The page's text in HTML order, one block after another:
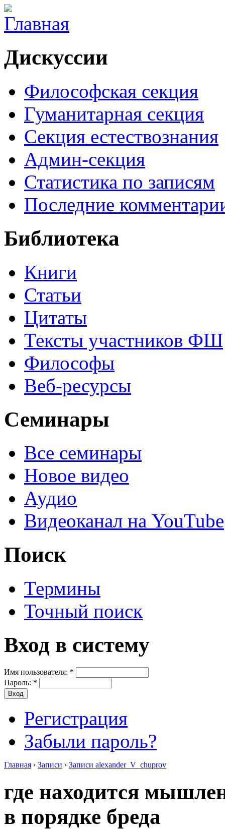
Дискуссии
Философская секция
Гуманитарная секция
Секция естествознания
Админ-секция
Статистика по записям
Последние
Библиотека
Книги
Статьи
Цитаты
Тексты участников ФШ
Философы
Веб-ресурсы
Семинары
Все семинары
Новое видео
Аудио
Видеоканал на YouTube
Поиск
Термины
Точный поиск
Вход в систему
Имя пользователя: *
Пароль: *
Регистрация
Забыли пароль?
Главная › Записи › Записи alexander_V_chuprov
где находится
в порядке бреда